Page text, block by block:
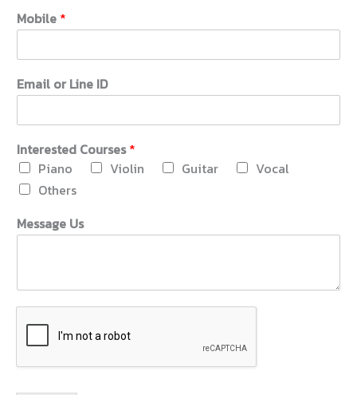
Mobile *
Email or Line ID
Interested Courses*
Piano
Violin Guitar
Vocal
Others
Message Us